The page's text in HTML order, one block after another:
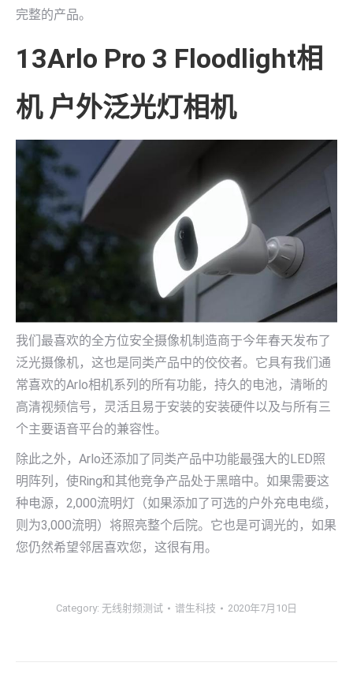
完整的产品。
13Arlo Pro 3 Floodlight相
机 户外泛光灯相机
我们最喜欢的全方位安全摄像机制造商于今年春天发布了
泛光摄像机，这也是同类产品中的佼佼者。它具有我们通
常喜欢的Arlo相机系列的所有功能，持久的电池，清晰的
高清视频信号，灵活且易于安装的安装硬件以及与所有三
个主要语音平台的兼容性。
除此之外，Arlo还添加了同类产品中功能最强大的LED照
明阵列，使Ring和其他竞争产品处于黑暗中。如果需要这
种电源，2,000流明灯（如果添加了可选的户外充电电缆，
则为3,000流明）将照亮整个后院。它也是可调光的，如果
您仍然希望邻居喜欢您，这很有用。
Category: 无线射频测试 谱生科技 2020年7月10日